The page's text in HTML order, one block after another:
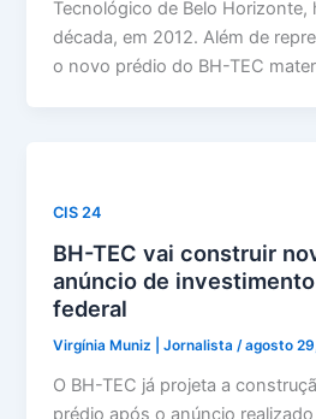
Tecnológico de Belo Horizonte,
década, em 2012. Além de
o novo prédio do BH-TEC
CIS 24
BH-TEC vai construir
anúncio de
federal
Virgínia Muniz | Jornalista/agosto
O BH-TEC já projeta a
prédio após o anúncio